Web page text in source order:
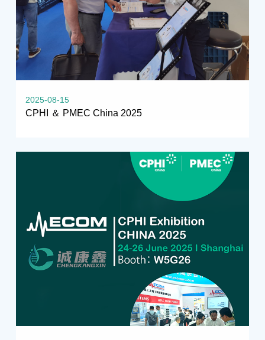
2025-08-15
CPHI ＆ PMEC China 2025